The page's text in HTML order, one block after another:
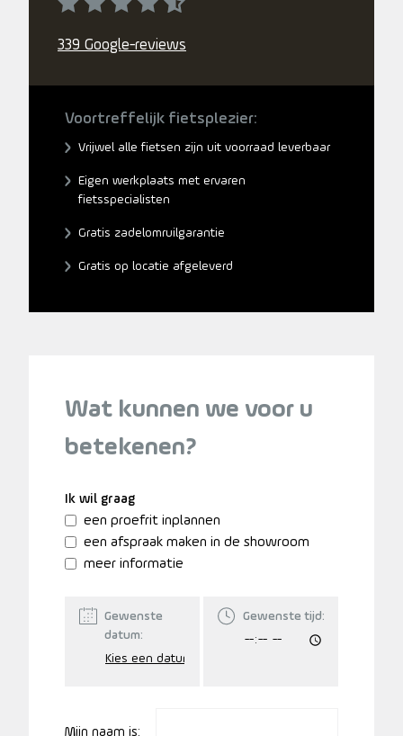
339 Google-reviews
Voortreffelijk fietsplezier:
Vrijwel alle fietsen zijn uit voorraad leverbaar
Eigen werkplaats met ervaren
fietsspecialisten
Gratis zadelomruilgarantie
Gratis op locatie afgeleverd
Wat kunnen we voor u
betekenen?
Ik wil graag
een proefrit inplannen
een afspraak maken in de showroom
meer informatie
Gewenste
datum:
Gewenste tijd:
Mijn naam is: